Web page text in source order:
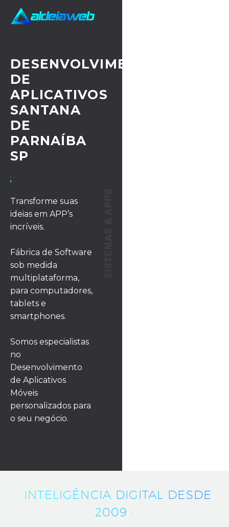
DESENVOLVIMENTO
DE
APLICATIVOS
SANTANA
DE
PARNAÍBA
SP
· UX/UI DESIGN
Transforme suas
ideias em APP’s
incríveis.
Fábrica de Software
sob medida
multiplataforma,
para computadores,
tablets e
smartphones.
Somos especialistas
no
Desenvolvimento
de Aplicativos
Móveis
personalizados para
o seu negócio.
· INTELIGÊNCIA DIGITAL DESDE
2009 ·